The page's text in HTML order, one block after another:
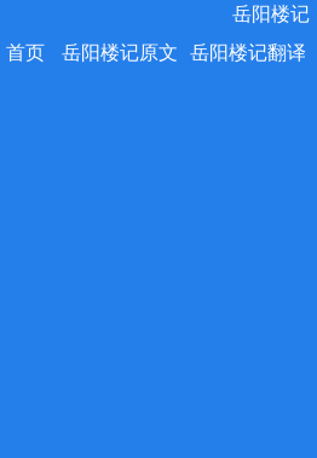
岳阳楼记
首页
岳阳楼记原文 岳阳楼记翻译